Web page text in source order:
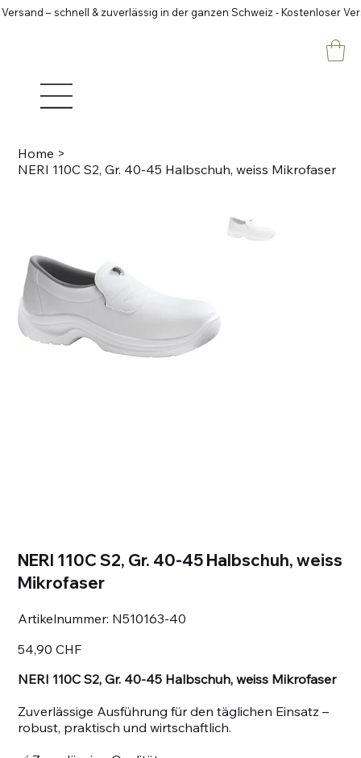
– schnell & zuverlässig in der ganzen Schweiz - Kostenloser
Home >
NERI 110C S2, Gr. 40-45 Halbschuh, weiss Mikrofaser
NERI 110C S2, Gr. 40-45 Halbschuh, weiss
Mikrofaser
Artikelnummer: Artikelnummer:
N510163-
N510163-40
54,90 CHF
NERI 110C S2, Gr. 40-45 Halbschuh, weiss Mikrofaser
Zuverlässige Ausführung für den täglichen Einsatz –
robust, praktisch und wirtschaftlich.